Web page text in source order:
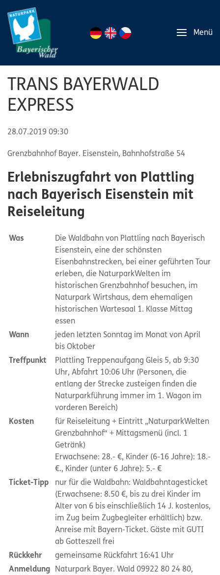
Menü
TRANS BAYERWALD
EXPRESS
28.07.2019 09:30
Grenzbahnhof Bayer. Eisenstein, Bahnhofstraße 54
Erlebniszugfahrt von Plattling
nach Bayerisch Eisenstein mit
Reiseleitung
Was
Die Waldbahn von Plattling nach Bayerisch
Eisenstein, eine der schönsten
Eisenbahnstrecken, bei einer geführten Tour
erleben, die NaturparkWelten im
historischen Grenzbahnhof besuchen, im
Naturpark Wirtshaus, dem ehemaligen
historischen Wartesaal 1. Klasse Mittag
essen
Wann
jeden letzten Sonntag im Monat von April
bis Oktober
Treffpunkt
Plattling Treppenaufgang Gleis 5, ab 9:30
Uhr, Abfahrt 10:06 Uhr (Personen, die
entlang der Strecke zusteigen finden die
Naturparkführung immer im 1. Wagon im
vorderen Bereich)
Kosten
für Reiseleitung + Eintritt „NaturparkWelten
Grenzbahnhof“ + Mittagsmenü (incl. 1
Getränk)
Erwachsene: 28.- €, Kinder (6-16 Jahre): 18.-
€., Kinder (unter 6 Jahre): 5.- €
Ticket-Tipp
nur für die Waldbahn: Waldbahntagesticket
(Erwachsene: 8.50 €, bis zu drei Kinder im
Alter von 6 bis einschließlich 14 J. kostenlos,
im Zug beim Zugbegleiter erhältlich) bzw.
Anreise mit Bayern-Ticket. Gäste mit GUTI
ab Gotteszell frei
Rückkehr
gemeinsame Rückfahrt 16:41 Uhr
Anmeldung
Naturpark Bayer. Wald 09922 80 24 80,